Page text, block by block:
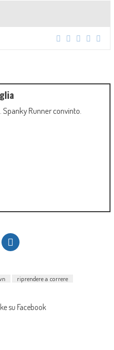
Spanky Runner convinto.
riprendere a correre
su Facebook